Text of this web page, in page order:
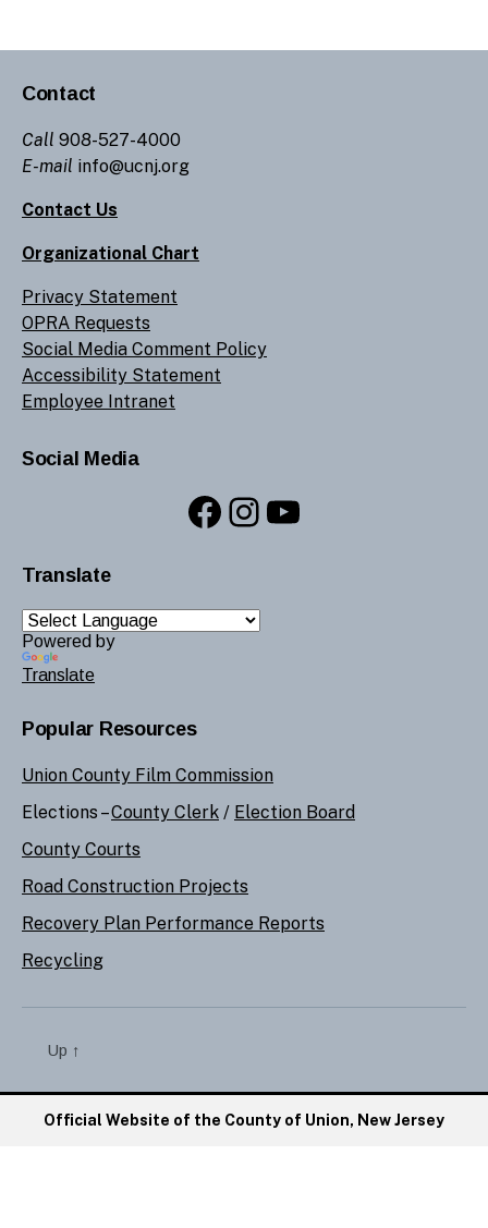
Contact
Call 908-527-4000
E-mail info@ucnj.org
Contact Us
Organizational Chart
Privacy Statement
OPRA Requests
Social Media Comment Policy
Accessibility Statement
Employee Intranet
Social Media
Facebook
Instagram
YouTube
Translate
Powered by
Translate
Popular Resources
Union County Film Commission
Elections –County Clerk / Election Board
County Courts
Road Construction Projects
Recovery Plan Performance Reports
Recycling
Up ↑
Official Website of the County of Union, New Jersey